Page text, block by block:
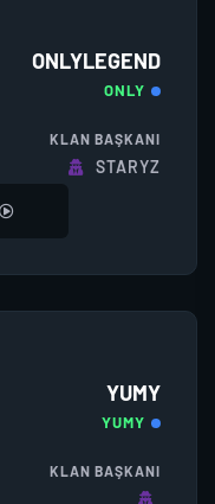
ONLYLEGEND
ONLY
KLAN BAŞKANI
STARYZ
YUMY
YUMY
KLAN BAŞKANI